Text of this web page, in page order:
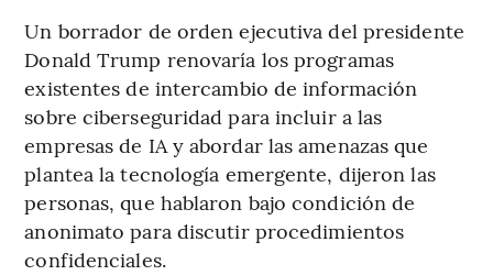
Un borrador de orden ejecutiva del presidente
Donald Trump renovaría los programas
existentes de intercambio de información
sobre ciberseguridad para incluir a las
empresas de IA y abordar las amenazas que
plantea la tecnología emergente, dijeron las
personas, que hablaron bajo condición de
anonimato para discutir procedimientos
confidenciales.